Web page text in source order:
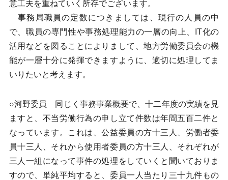
意工夫を重ねていく所存でございます。
事務局職員の定数につきましては、現行の人員の中
で、職員の専門性や事務処理能力の一層の向上、IT化の
活用などを図ることによりまして、地方労働委員会の機
能が一層十分に発揮できますように、適切に処理してま
いりたいと考えます。
○河野委員 同じく事務事業概要で、十二年度の実績を見
ますと、不当労働行為の申し立て件数は年間五百二件と
なっています。これは、公益委員の方十三人、労働者委
員十三人、それから使用者委員の方十三人、それぞれが
三人一組になって事件の処理をしていくと聞いておりま
すので、単純平均すると、委員一人当たり三十九件もの